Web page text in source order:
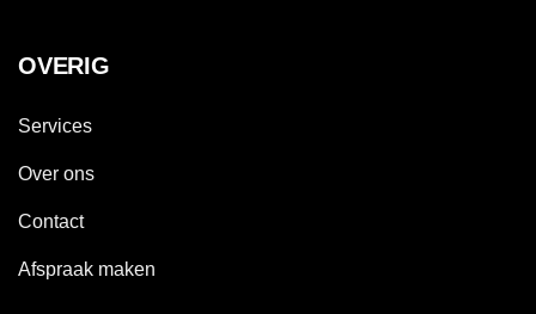
OVERIG
Services
Over ons
Contact
Afspraak maken